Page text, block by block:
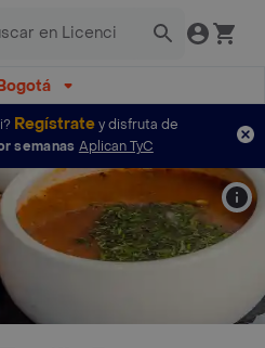
Regístratey disfruta de
semanas Aplican TyC